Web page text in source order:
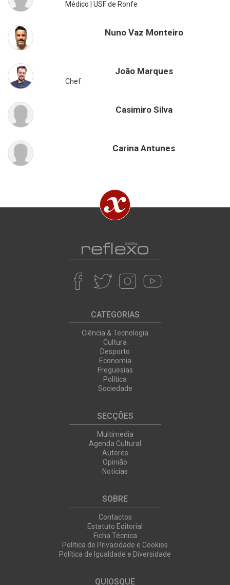
Médico | USF de Ronfe
Nuno Vaz Monteiro
João Marques
Chef
Casimiro Silva
Carina Antunes
CATEGORIAS
Ciência & Tecnologia
Cultura
Desporto
Economia
Freguesias
Política
Sociedade
SECÇÕES
Multimedia
Agenda Cultural
Autores
Opinião
Noticias
SOBRE
Contactos
Estatuto Editorial
Ficha Técnica
Política de Privacidade e Cookies
Política de Igualdade e Diversidade
QUIOSQUE